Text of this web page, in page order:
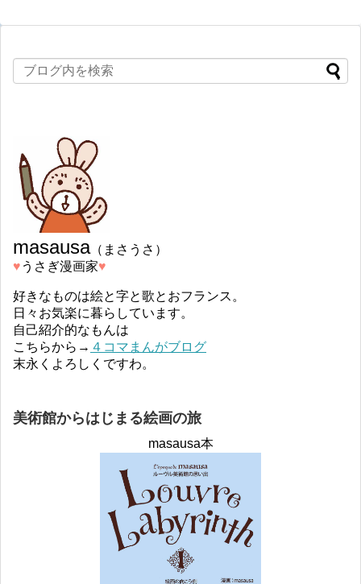
masausa（まさうさ）
♥︎ うさぎ漫画家♥︎
好きなものは絵と字と歌とおフランス。
日々お気楽に暮らしています。
自己紹介的なもんは
こちらから→ ４コマまんがブログ
末永くよろしくですわ。
美術館からはじまる絵画の旅
masausa本